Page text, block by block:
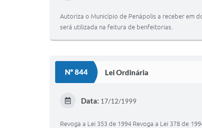
Autoriza o Município de Penápolis a receber em
será utilizada na feitura de benfeitorias.
Nº 844 Lei Ordinária
Data: 17/12/1999
Revoga a Lei 353 de 1994 Revoga a Lei 378 de